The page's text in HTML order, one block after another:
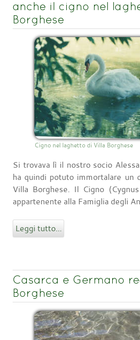
anche il cigno nel
Borghese
Cigno nel laghetto di Villa Borghese
Si trovava lì il nostro socio
ha quindi potuto immortalare un
Villa Borghese. Il Cigno
appartenente alla Famiglia degli
Leggi tutto...
Casarca e Germano
Borghese